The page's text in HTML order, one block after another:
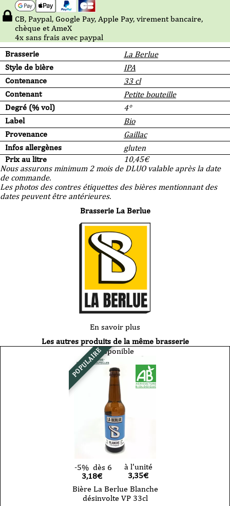
Brasserie
La Berlue
Style de bière
IPA
Contenance
33 cl
Contenant
Petite bouteille
Degré (% vol)
4°
Label
Bio
Provenance
Gaillac
Infos allergènes
gluten
Prix au litre
10,45€
Nous assurons minimum 2 mois de DLUO valable après la date
de commande.
Les photos des contres étiquettes des bières mentionnant des
dates peuvent être antérieures.
CB, Paypal, Google Pay, Apple Pay, virement bancaire,
chèque et AmeX
4x sans frais avec paypal
Brasserie La Berlue
En savoir plus
Les autres produits de la même brasserie
POPULAIREDisponible
-5% dès 6
3,18€
à l'unité
3,35€
Bière La Berlue Blanche
désinvolte VP 33cl